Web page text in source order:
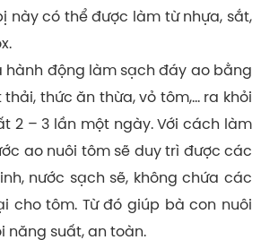
này có thể được làm từ nhựa, sắt,
hành động làm sạch đáy ao bằng
thức ăn thừa, vỏ tôm,… ra khỏi
2 – 3 lần một ngày. Với cách làm
ao nuôi tôm sẽ duy trì được các
nước sạch sẽ, không chứa các
cho tôm. Từ đó giúp bà con nuôi
năng suất, an toàn.